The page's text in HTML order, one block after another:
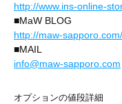
http://www.ins-online-
■MaW BLOG
http://maw-sapporo.com/
■MAIL
info@maw-sapporo.com
オプションの値段詳細